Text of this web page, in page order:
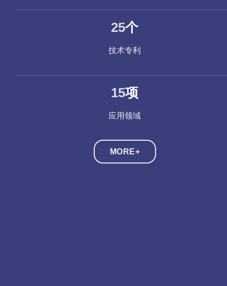
29个
技术专利
17项
应用领域
MORE+